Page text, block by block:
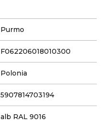
Purmo
F062206018010300
Polonia
5907814703194
alb RAL 9016